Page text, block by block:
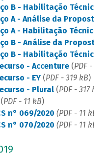
B - Habilitação Técnica
A - Análise da Proposta -
A - Habilitação Técnica -
B - Análise da Proposta -
B - Habilitação Técnica -
- Accenture(PDF -
- EY(PDF - 319 kB)
- Plural(PDF - 317 kB
(PDF - 11 kB)
n° 069/2020 (PDF - 11 kB)
n° 070/2020 (PDF - 11 kB)